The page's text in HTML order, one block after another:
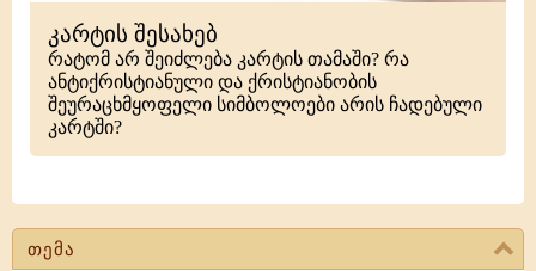
თემა
კარტის შესახებ
რატომ არ შეიძლება კარტის თამაში? რა
ანტიქრისტიანული და ქრისტიანობის
შეურაცხმყოფელი სიმბოლოები არის ჩადებული
კარტში?